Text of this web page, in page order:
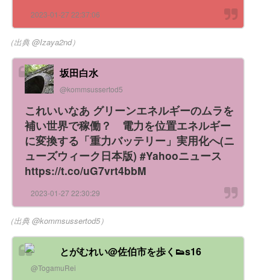
2023-01-27 22:37:06
（出典 @Izaya2nd）
坂田白水
@kommsussertod5
これいいなあ グリーンエネルギーのムラを
補い世界で稼働？ 電力を位置エネルギー
に変換する「重力バッテリー」実用化へ(ニ
ューズウィーク日本版) #Yahooニュース
https://t.co/uG7vrt4bbM
2023-01-27 22:30:29
（出典 @kommsussertod5）
とがむれい@佐伯市を歩く👟s16
@TogamuRei